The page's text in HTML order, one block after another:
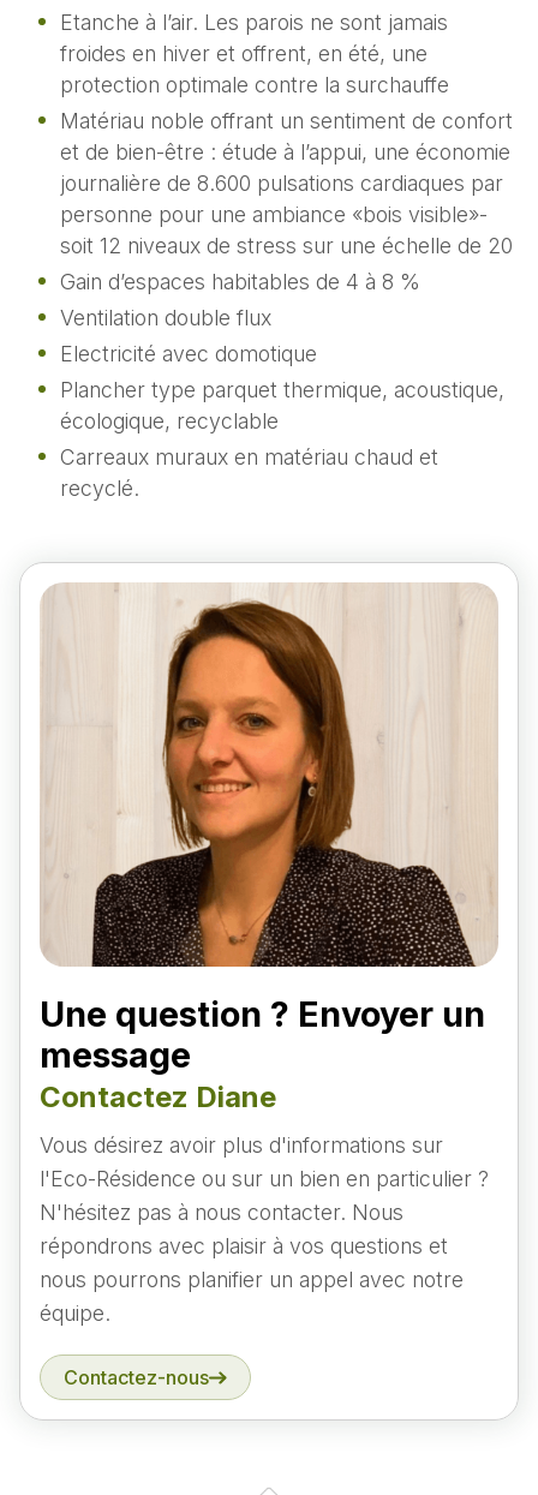
Etanche à l’air. Les parois ne sont jamais
froides en hiver et offrent, en été, une
protection optimale contre la surchauffe
Matériau noble offrant un sentiment de confort
et de bien-être : étude à l’appui, une économie
journalière de 8.600 pulsations cardiaques par
personne pour une ambiance «bois visible»-
soit 12 niveaux de stress sur une échelle de 20
Gain d’espaces habitables de 4 à 8 %
Ventilation double flux
Electricité avec domotique
Plancher type parquet thermique, acoustique,
écologique, recyclable
Carreaux muraux en matériau chaud et
recyclé.
Une question ? Envoyer un
message
Contactez Diane
Vous désirez avoir plus d'informations sur
l'Eco-Résidence ou sur un bien en particulier ?
N'hésitez pas à nous contacter. Nous
répondrons avec plaisir à vos questions et
nous pourrons planifier un appel avec notre
équipe.
Contactez-nous